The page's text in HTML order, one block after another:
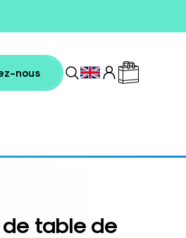
nous
table de